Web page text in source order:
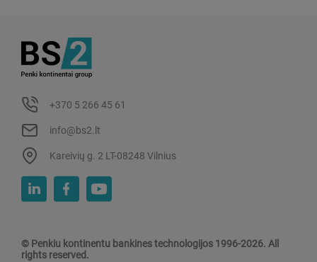
+370 5 266 45 61
info@bs2.lt
Kareivių g. 2 LT-08248 Vilnius
© Penkiu kontinentu bankines technologijos 1996-2026. All
rights reserved.